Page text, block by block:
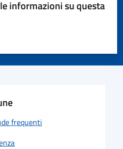
informazioni su questa
su 5
su 5
frequenti